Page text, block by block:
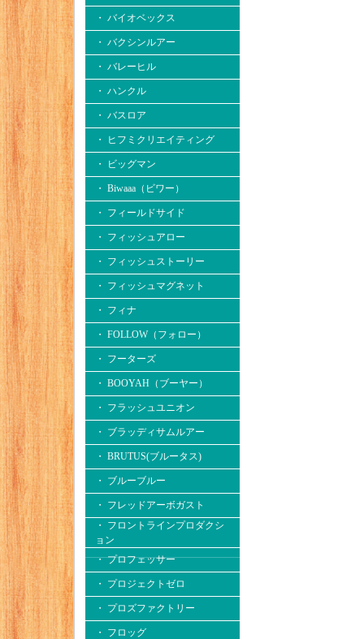
・ バイオベックス
・ バクシンルアー
・ バレーヒル
・ ハンクル
・ バスロア
・ ヒフミクリエイティング
・ ビッグマン
・ Biwaaa（ビワー）
・ フィールドサイド
・ フィッシュアロー
・ フィッシュストーリー
・ フィッシュマグネット
・ フィナ
・ FOLLOW（フォロー）
・ フーターズ
・ BOOYAH（ブーヤー）
・ フラッシュユニオン
・ ブラッディサムルアー
・ BRUTUS(ブルータス)
・ ブルーブルー
・ フレッドアーボガスト
・ フロントラインプロダクシ
ョン
・ プロフェッサー
・ プロジェクトゼロ
・ プロズファクトリー
・ フロッグ